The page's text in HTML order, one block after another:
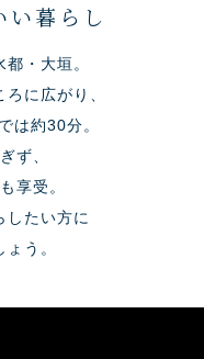
暮らし
・大垣。
に広がり、
は約30分。
ず、
享受。
したい方に
う。